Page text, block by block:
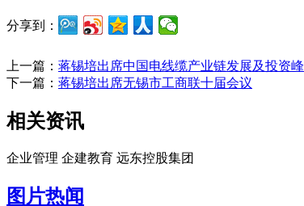
分享到：
上一篇： 蒋锡培出席中国电线缆产业链发展及投资峰
下一篇： 蒋锡培出席无锡市工商联十届会议
相关资讯
企业管理 企建教育 远东控股集团
图片热闻